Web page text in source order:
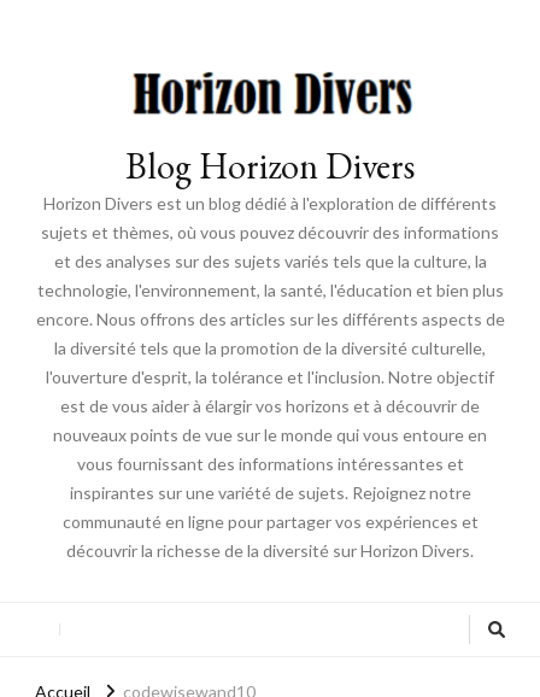
Blog Horizon Divers
Horizon Divers est un blog dédié à l'exploration de différents
sujets et thèmes, où vous pouvez découvrir des informations
et des analyses sur des sujets variés tels que la culture, la
technologie, l'environnement, la santé, l'éducation et bien plus
encore. Nous offrons des articles sur les différents aspects de
la diversité tels que la promotion de la diversité culturelle,
l'ouverture d'esprit, la tolérance et l'inclusion. Notre objectif
est de vous aider à élargir vos horizons et à découvrir de
nouveaux points de vue sur le monde qui vous entoure en
vous fournissant des informations intéressantes et
inspirantes sur une variété de sujets. Rejoignez notre
communauté en ligne pour partager vos expériences et
découvrir la richesse de la diversité sur Horizon Divers.
Accueil codewisewand10